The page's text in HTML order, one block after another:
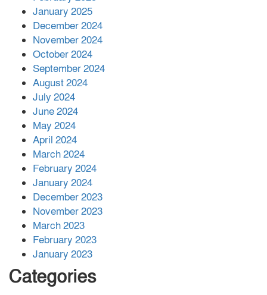
সহায়তা দিলেন সাচিং প্রু জেরী
January 2025
December 2024
November 2024
October 2024
September 2024
August 2024
July 2024
June 2024
May 2024
April 2024
March 2024
February 2024
January 2024
December 2023
November 2023
March 2023
February 2023
January 2023
Categories